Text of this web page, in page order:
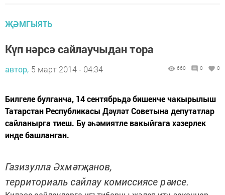
ҖӘМГЫЯТЬ
Күп нәрсә сайлаучыдан тора
автор, 5 март 2014 - 04:34 660 0 0
Билгеле булганча, 14 сентябрьдә бишенче чакырылыш
Татарстан Республикасы Дәүләт Советына депутатлар
сайланырга тиеш. Бу әһәмиятле вакыйгага хәзерлек
инде башланган.
Газизулла Әхмәтҗанов,
территориаль сайлау комиссиясе рәисе.